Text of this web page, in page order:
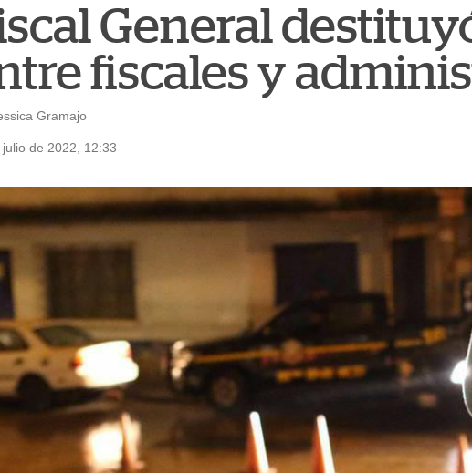
General
fiscales y
Gramajo
de 2022, 12:33